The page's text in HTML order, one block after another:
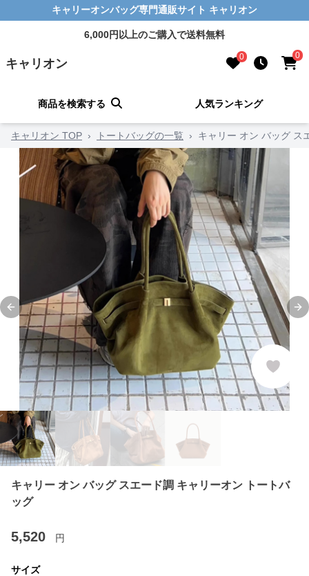
キャリーオンバッグ専門通販サイト キャリオン
6,000円以上のご購入で送料無料
キャリオン 0 0
商品を検索する 人気ランキング
キャリオン TOP › トートバッグの一覧 › キャリー オン バッグ ス
Previous slide
キャリー オン バッグ スエード調 キャリーオン トートバ
ッグ
5,520 円
サイズ